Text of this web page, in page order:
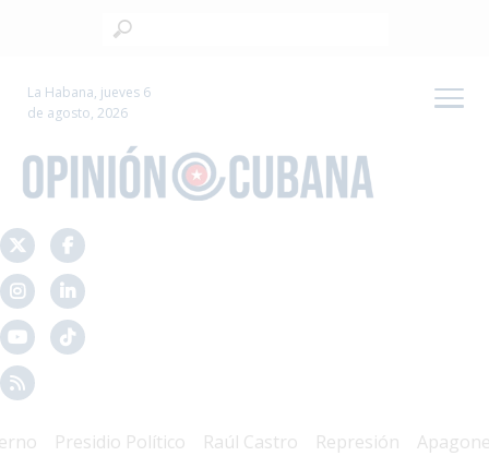
La Habana, jueves 6
de agosto, 2026
Presidio Político Raúl Castro Represión Apagones